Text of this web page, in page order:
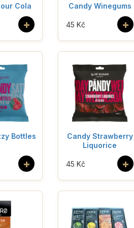
Cola
+
Candy Winegums
+
45 Kč
Bottles
+
Candy Strawberry
Liquorice
+
45 Kč